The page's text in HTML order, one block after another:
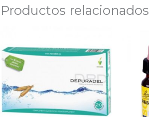
Productos relacionados